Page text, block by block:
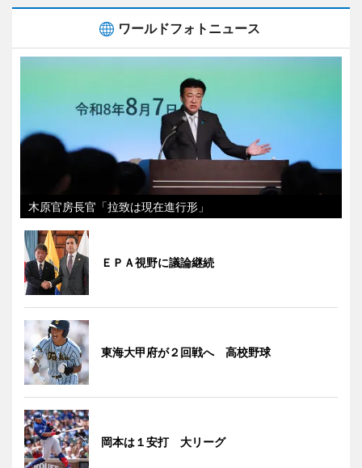
ワールドフォトニュース
木原官房長官「拉致は現在進行形」
ＥＰＡ視野に議論継続
東海大甲府が２回戦へ 高校野球
岡本は１安打 大リーグ